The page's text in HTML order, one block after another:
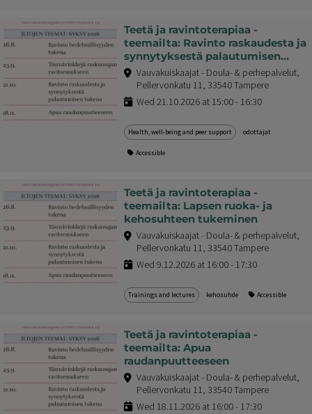
Teetä ja ravintoterapiaa -
teemailta: Ravinto raskaudesta ja
synnytyksestä palautumisen
tukena
Vauvakuiskaajat - Doula- & perhepalvelut,
Pellervonkatu 11, 33540 Tampere
Wed 21.10.2026 at 15:00 - 16:30
Health, well-being and peer support odottajat
Accessible
Teetä ja ravintoterapiaa -
teemailta: Lapsen ruoka- ja
kehosuhteen tukeminen
Vauvakuiskaajat - Doula- & perhepalvelut,
Pellervonkatu 11, 33540 Tampere
Wed 9.12.2026 at 16:00 - 17:30
Trainings and lectures kehosuhde Accessible
Teetä ja ravintoterapiaa -
teemailta: Apua
raudanpuutteeseen
Vauvakuiskaajat - Doula- & perhepalvelut,
Pellervonkatu 11, 33540 Tampere
Wed 18.11.2026 at 16:00 - 17:30